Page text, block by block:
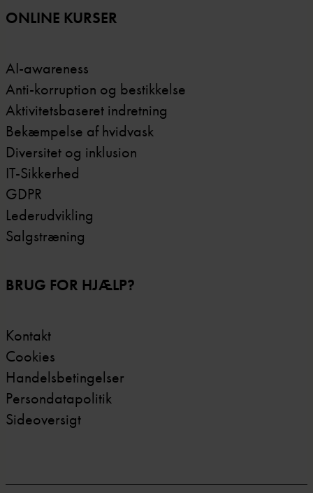
ONLINE KURSER
AI-awareness
Anti-korruption og bestikkelse
Aktivitetsbaseret indretning
Bekæmpelse af hvidvask
Diversitet og inklusion
IT-Sikkerhed
GDPR
Lederudvikling
Salgstræning
BRUG FOR HJÆLP?
Kontakt
Cookies
Handelsbetingelser
Persondatapolitik
Sideoversigt